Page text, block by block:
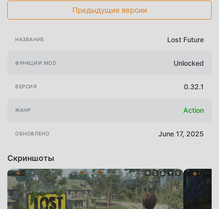
Предыдущие версии
НАЗВАНИЕ Lost Future
ФУНКЦИИ MOD Unlocked
ВЕРСИЯ 0.32.1
ЖАНР Action
ОБНОВЛЕНО June 17, 2025
Скриншоты